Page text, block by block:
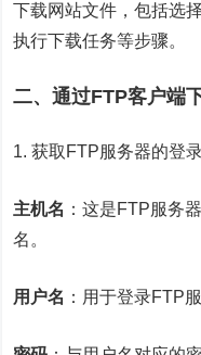
下载网站文件，包括选
执行下载任务等步骤。
二、通过FTP客户端
1. 获取FTP服务器的登
主机名 ：这是FTP服务
名。
用户名 ：用于登录FTP